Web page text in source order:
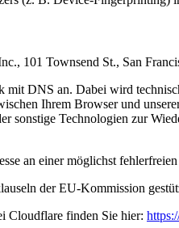
101 Townsend St., San
DNS an. Dabei wird
Ihrem Browser und
sonstige Technologien zur
an einer möglichst
der EU-Kommission
Cloudflare finden Sie hier: